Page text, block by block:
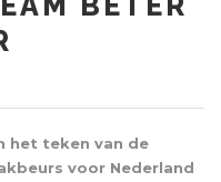
het teken van de
voor Nederland